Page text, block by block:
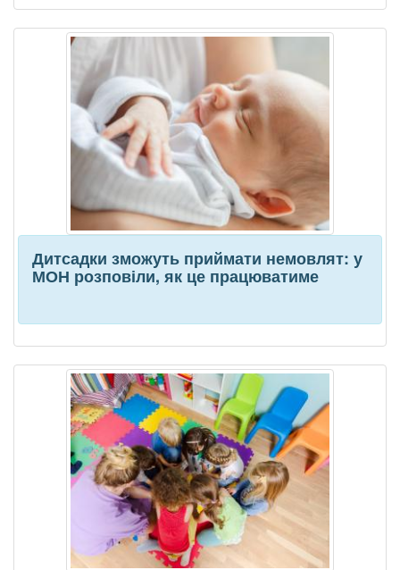
Дитсадки зможуть приймати немовлят: у
МОН розповіли, як це працюватиме